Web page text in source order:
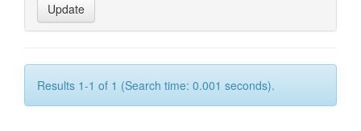
Results 1-1 of 1 (Search time: 0.001 seconds).